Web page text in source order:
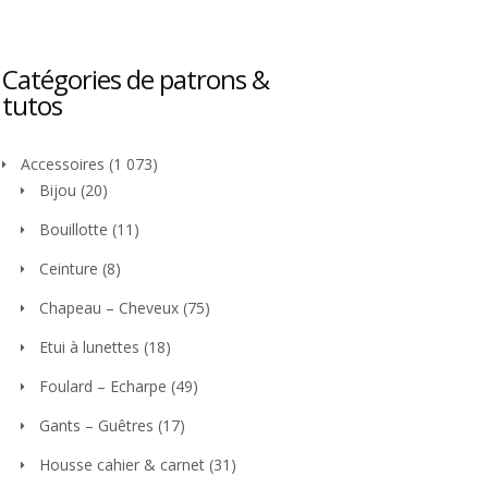
Catégories de patrons &
tutos
Accessoires (1 073)
Bijou (20)
Bouillotte (11)
Ceinture (8)
Chapeau – Cheveux (75)
Etui à lunettes (18)
Foulard – Echarpe (49)
Gants – Guêtres (17)
Housse cahier & carnet (31)